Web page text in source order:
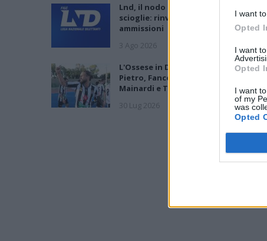
I want
Opted
I want
Opted
I want
of my
was
Opted
Lnd, il nodo ripescaggi non si
scioglie: rinviate al 5 agosto le
ammissioni
3 Ago 2026
L'Ossese in D con lo zoccolo duro: Di
Pietro, Fancellu, Gueli, Nurra,
Mainardi e Tapparello
30 Lug 2026